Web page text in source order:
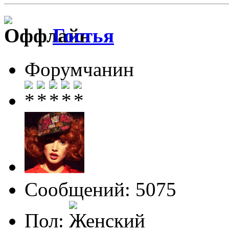
Гостья
Форумчанин
Сообщений: 5075
Пол: